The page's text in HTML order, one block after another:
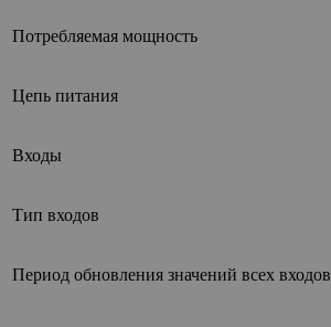
Потребляемая мощность
Цепь питания
Входы
Тип входов
Период обновления значений всех входов